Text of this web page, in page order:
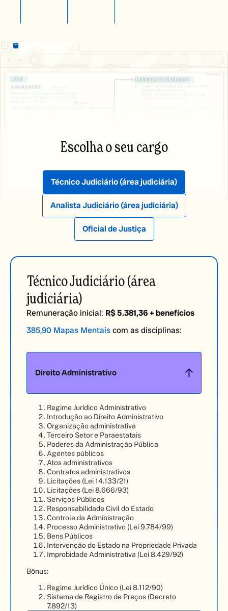
Escolha o seu cargo
Técnico Judiciário(área judiciária)
Analista Judiciário(área judiciária)
Oficial deJustiça
Técnico Judiciário (área
judiciária)
Remuneração inicial: R$ 5.381,36 + benefícios
385,90 Mapas Mentaiscom as disciplinas:
Direito Administrativo
Regime Jurídico Administrativo
Introdução ao Direito Administrativo
Organização administrativa
Terceiro Setor e Paraestatais
Poderes da Administração Pública
Agentes públicos
Atos administrativos
Contratos administrativos
Licitações (Lei 14.133/21)
Licitações (Lei 8.666/93)
Serviços Públicos
Responsabilidade Civil do Estado
Controle da Administração
Processo Administrativo (Lei 9.784/99)
Bens Públicos
Intervenção do Estado na Propriedade Privada
Improbidade Administrativa (Lei 8.429/92)
Bônus:
Regime Jurídico Único (Lei 8.112/90)
Sistema de Registro de Preços (Decreto
7.892/13)